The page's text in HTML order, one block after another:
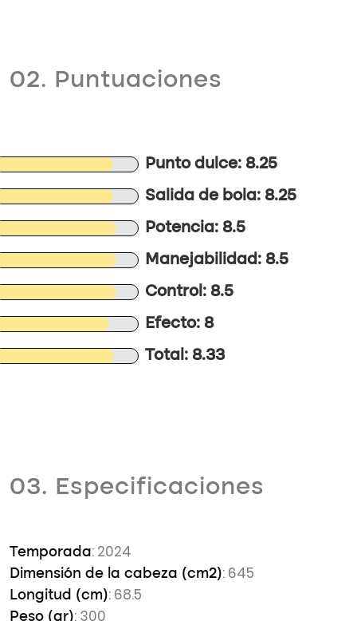
02. Puntuaciones
Punto dulce: 8.25
Salida de bola: 8.25
Potencia: 8.5
Manejabilidad: 8.5
Control: 8.5
Efecto: 8
Total: 8.33
03. Especificaciones
Temporada: 2024
Dimensión de la cabeza (cm2): 645
Longitud (cm): 68.5
Peso (gr): 300